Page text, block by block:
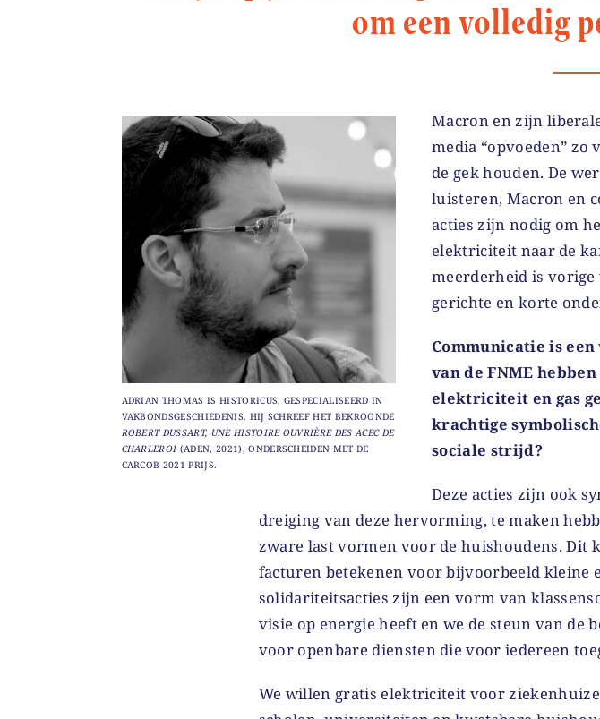
om een volledig
ADRIAN THOMAS IS HISTORICUS, GESPECIALISEERD IN
VAKBONDSGESCHIEDENIS. HIJ SCHREEF HET BEKROONDE
ROBERT DUSSART, UNE HISTOIRE OUVRIÈRE DES ACEC DE
CHARLEROI (ADEN, 2021), ONDERSCHEIDEN MET DE
CARCOB 2021 PRIJS.
Macron en zijn
media “opvoeden”
de gek houden. De
luisteren, Macron en
acties zijn nodig om
elektriciteit naar de
meerderheid is
gerichte en korte
Communicatie is
van de FNME
elektriciteit en gas
krachtige
sociale strijd?
Deze acties zijn ook
dreiging van deze hervorming, te maken
zware last vormen voor de huishoudens. Dit
facturen betekenen voor bijvoorbeeld kleine
solidariteitsacties zijn een vorm van
visie op energie heeft en we de steun van de
voor openbare diensten die voor iedereen
We willen gratis elektriciteit voor